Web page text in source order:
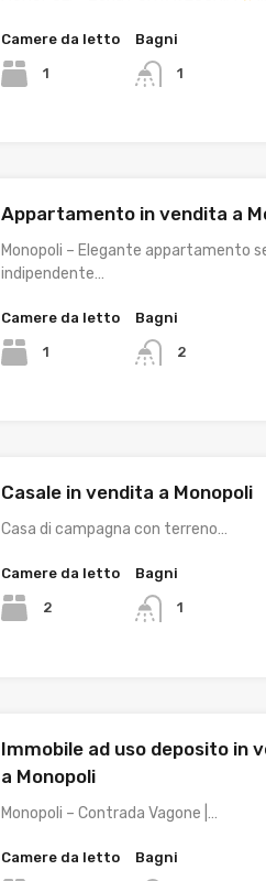
Camere da letto
1
Bagni
1
Appartamento in vendita a
Monopoli – Elegante appartamento
indipendente…
Camere da letto
1
Bagni
2
Casale in vendita a Monopoli
Casa di campagna con terreno…
Camere da letto
2
Bagni
1
Immobile ad uso deposito in
a Monopoli
Monopoli – Contrada Vagone |…
Camere da letto Bagni